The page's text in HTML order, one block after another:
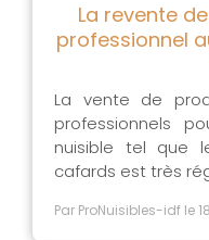
La revente
professionnel
La vente de
professionnels
nuisible tel que
cafards est très
Par ProNuisibles-idf le